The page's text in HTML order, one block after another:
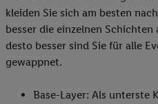
kleiden Sie sich am besten
besser die einzelnen
desto besser sind Sie für alle
gewappnet.
Base-Layer: Als unterste